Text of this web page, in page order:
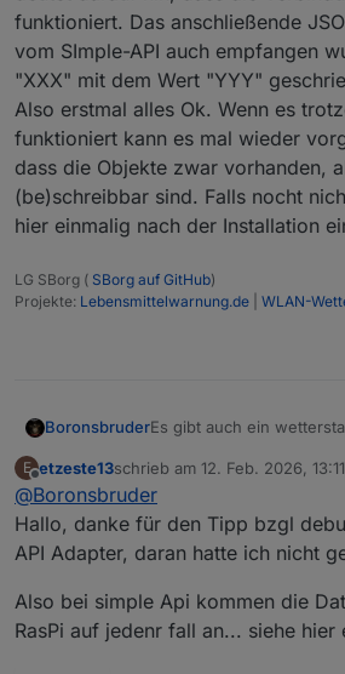
funktioniert. Das anschließende
vom SImple-API auch empfangen
"XXX" mit dem Wert "YYY"
Also erstmal alles Ok. Wenn es
funktioniert kann es mal wieder
dass die Objekte zwar vorhanden,
(be)schreibbar sind. Falls nocht
hier einmalig nach der Installation
LG SBorg ( SBorg auf GitHub)
Projekte: Lebensmittelwarnung.de WLAN-
BoronsbruderEs gibt auch ein
Du kannst auch den
Debug stellen.
Dann sollte die
Adapter dokumentiert
Achja und mit dem
Datenpunkte auch unter
E
Offline
etzeste13schrieb am 12. Feb. 2026, 13:11
zuletzt editiert von etzeste13
@Boronsbruder
Hallo, danke für den Tipp bzgl
API Adapter, daran hatte ich nicht
Also bei simple Api kommen die
RasPi auf jedenr fall an... siehe hier